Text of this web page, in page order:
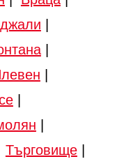
|
|
Търговище|